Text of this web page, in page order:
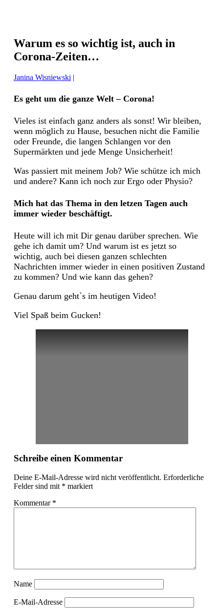
Warum es so wichtig ist, auch in
Corona-Zeiten…
Janina Wisniewski |
Es geht um die ganze Welt – Corona!
Vieles ist einfach ganz anders als sonst! Wir bleiben,
wenn möglich zu Hause, besuchen nicht die Familie
oder Freunde, die langen Schlangen vor den
Supermärkten und jede Menge Unsicherheit!
Was passiert mit meinem Job? Wie schütze ich mich
und andere? Kann ich noch zur Ergo oder Physio?
Mich hat das Thema in den letzen Tagen auch
immer wieder beschäftigt.
Heute will ich mit Dir genau darüber sprechen. Wie
gehe ich damit um? Und warum ist es jetzt so
wichtig, auch bei diesen ganzen schlechten
Nachrichten immer wieder in einen positiven Zustand
zu kommen? Und wie kann das gehen?
Genau darum geht`s im heutigen Video!
Viel Spaß beim Gucken!
Schreibe einen Kommentar
Deine E-Mail-Adresse wird nicht veröffentlicht. Erforderliche
Felder sind mit * markiert
Kommentar *
Name
E-Mail-Adresse